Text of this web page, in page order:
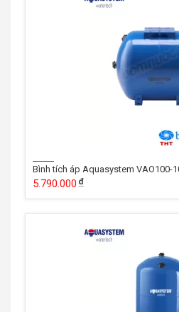
Bình tích áp Aquasystem VAO100-
5.790.000